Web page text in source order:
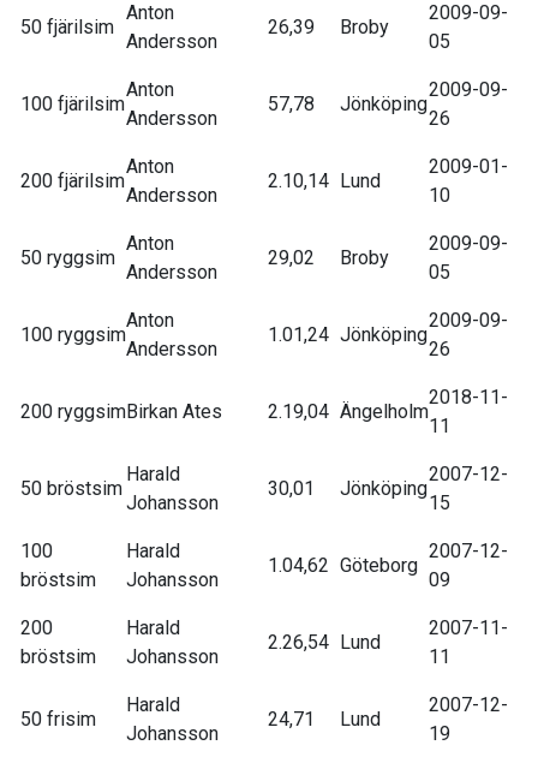
50 fjärilsim
Anton
Andersson
26,39 Broby
2009-09-
05
100 fjärilsim
Anton
Andersson
57,78 Jönköping
2009-09-
26
200 fjärilsim
Anton
Andersson
2.10,14 Lund
2009-01-
10
50 ryggsim
Anton
Andersson
29,02 Broby
2009-09-
05
100 ryggsim
Anton
Andersson
1.01,24 Jönköping
2009-09-
26
200 ryggsimBirkan Ates 2.19,04 Ängelholm
2018-11-
11
50 bröstsim
Harald
Johansson
30,01 Jönköping
2007-12-
15
100
bröstsim
Harald
Johansson
1.04,62 Göteborg
2007-12-
09
200
bröstsim
Harald
Johansson
2.26,54 Lund
2007-11-
11
50 frisim
Harald
Johansson
24,71 Lund
2007-12-
19